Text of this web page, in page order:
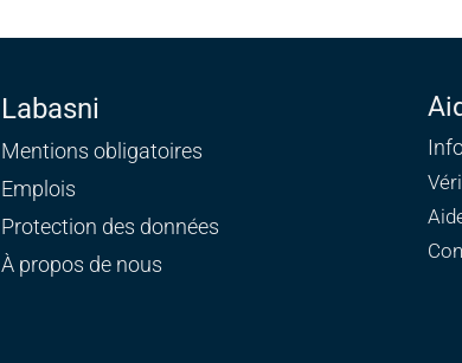
Labasni
Mentions obligatoires
Emplois
Protection des données
À propos de nous